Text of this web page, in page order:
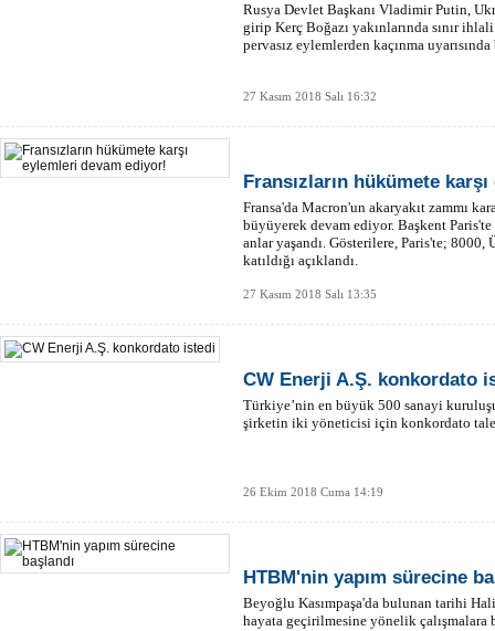
Rusya Devlet Başkanı Vladimir Putin,
girip Kerç Boğazı yakınlarında sınır
pervasız eylemlerden kaçınma
27 Kasım 2018 Salı 16:32
Fransızların hükümete
Fransa'da Macron'un akaryakıt zammı
büyüyerek devam ediyor. Başkent
anlar yaşandı. Gösterilere, Paris'te;
katıldığı açıklandı.
27 Kasım 2018 Salı 13:35
CW Enerji A.Ş. konkordato
Türkiye’nin en büyük 500 sanayi
şirketin iki yöneticisi için konkordato
26 Ekim 2018 Cuma 14:19
HTBM'nin yapım sürecine
Beyoğlu Kasımpaşa'da bulunan tarihi
hayata geçirilmesine yönelik çalışmalara